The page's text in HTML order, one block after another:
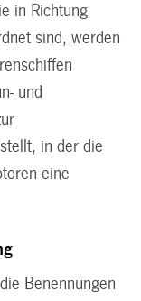
in Richtung
sind, werden
und
in der die
eine
Benennungen